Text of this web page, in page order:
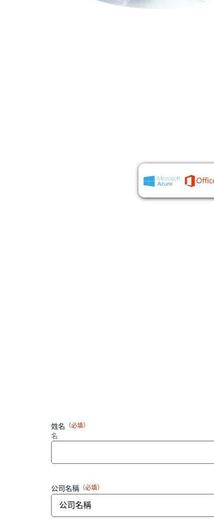
姓名 （必填）
名
公司名稱 （必填）